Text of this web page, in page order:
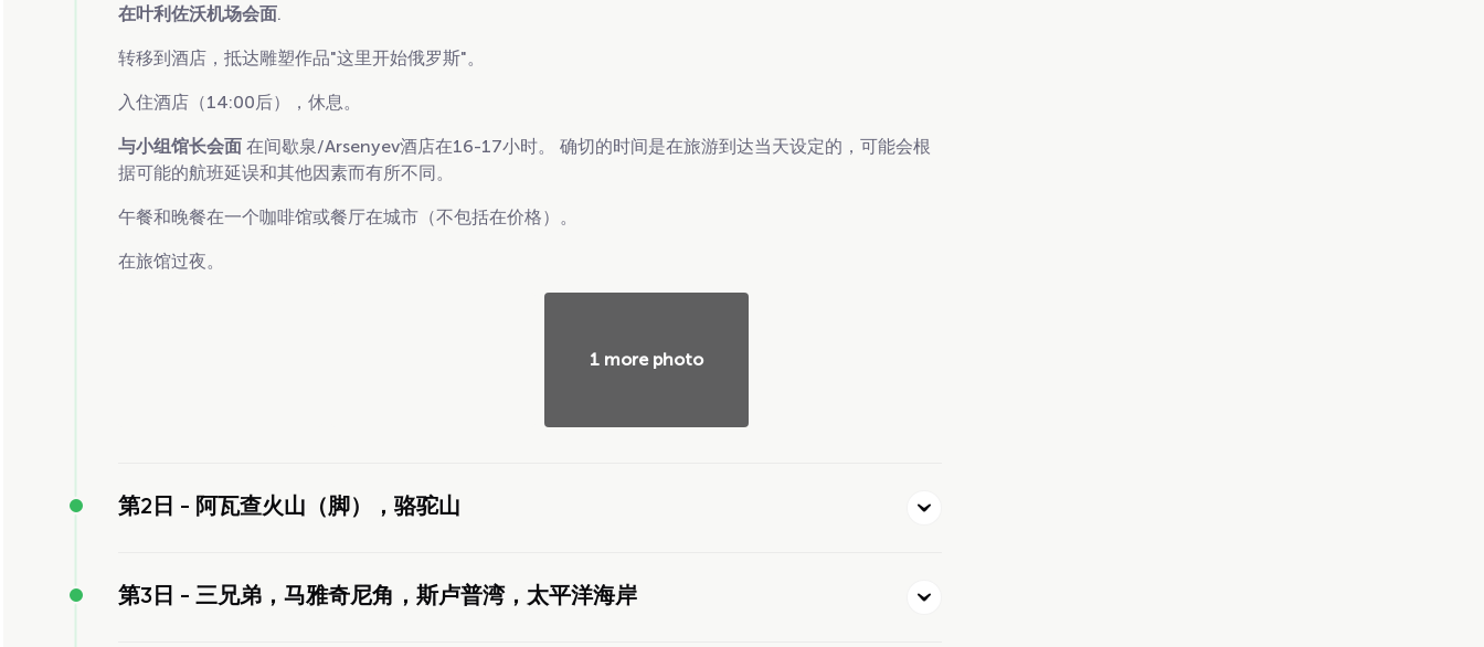
在叶利佐沃机场会面.
转移到酒店，抵达雕塑作品"这里开始俄罗斯"。
入住酒店（14:00后），休息。
与小组馆长会面 在间歇泉/Arsenyev酒店在16-17小时。 确切的时间是在旅游到达当天设定的，可能会根
据可能的航班延误和其他因素而有所不同。
午餐和晚餐在一个咖啡馆或餐厅在城市（不包括在价格）。
在旅馆过夜。
1 more photo
第2日 - 阿瓦查火山（脚），骆驼山
第3日 - 三兄弟，马雅奇尼角，斯卢普湾，太平洋海岸